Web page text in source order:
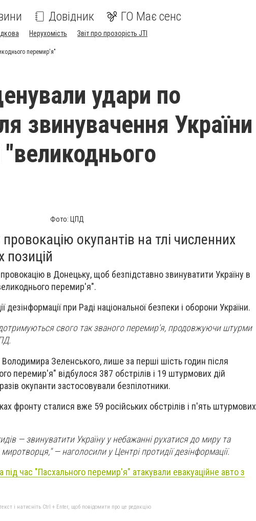
Довідник ГО Має сенс
Нерухомість Звіт про прозорість JTI
перемир'я"
удари по
звинувачення України
Фото: ЦПД
окупантів на тлі численних
позицій
в Донецьку, щоб безпідставно звинуватити Україну в
перемир'я".
дезінформації при Раді національної безпеки і оборони України.
свого так званого перемир'я, продовжуючи штурми
Зеленського, лише за перші шість годин після
перемир'я" відбулося 387 обстрілів і 19 штурмових дій
окупанти застосовували безпілотники.
фронту сталися вже 59 російських обстрілів і п'ять штурмових
— звинуватити Україну у небажанні рухатися до миру та
— наголосили у Центрі протидії дезінформації.
під час "Пасхального перемир'я" атакували евакуаційне авто з
і натисніть Ctrl + Enter, щоб повідомити про це редакцію